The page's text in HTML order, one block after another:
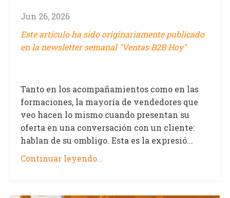
Jun 26, 2026
Este artículo ha sido originariamente publicado
en la newsletter semanal "Ventas B2B Hoy"
Tanto en los acompañamientos como en las
formaciones, la mayoría de vendedores que
veo hacen lo mismo cuando presentan su
oferta en una conversación con un cliente:
hablan de su ombligo. Esta es la expresió...
Continuar leyendo...